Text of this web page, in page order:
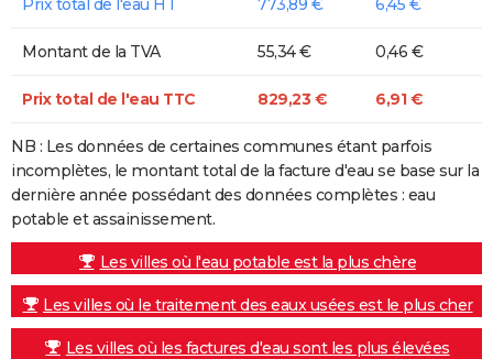
Montant de la TVA 55,34 € 0,46 €
Prix total de l'eau TTC 829,23 € 6,91 €
NB : Les données de certaines communes étant parfois
incomplètes, le montant total de la facture d'eau se base sur la
dernière année possédant des données complètes : eau
potable et assainissement.
Les villes où l'eau potable est la plus chère
Les villes où le traitement des eaux usées est le plus cher
Les villes où les factures d'eau sont les plus élevées